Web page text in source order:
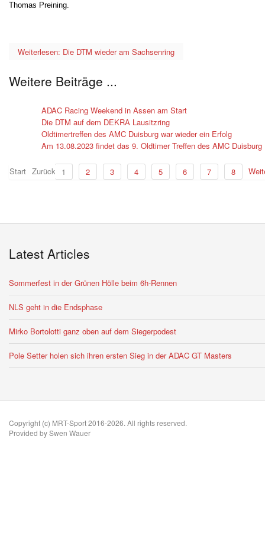
Thomas Preining.
Weiterlesen: Die DTM wieder am Sachsenring
Weitere Beiträge ...
ADAC Racing Weekend in Assen am Start
Die DTM auf dem DEKRA Lausitzring
Oldtimertreffen des AMC Duisburg war wieder ein Erfolg
Am 13.08.2023 findet das 9. Oldtimer Treffen des AMC
Start Zurück 1 2 3 4 5 6 7 8
Latest Articles
Sommerfest in der Grünen Hölle beim 6h-Rennen
NLS geht in die Endsphase
Mirko Bortolotti ganz oben auf dem Siegerpodest
Pole Setter holen sich ihren ersten Sieg in der ADAC GT Masters
Copyright (c) MRT-Sport 2016-2026. All rights reserved.
Provided by Swen Wauer